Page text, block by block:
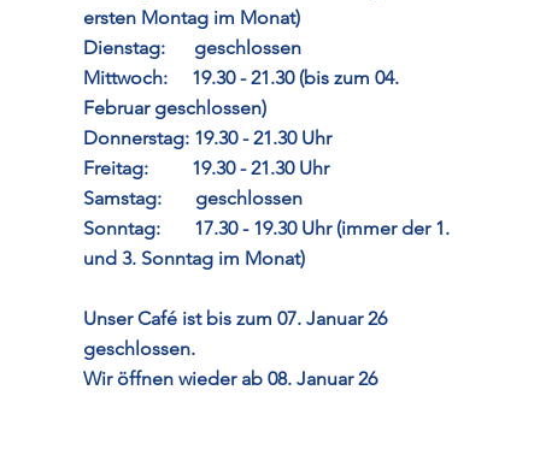
ersten Montag im Monat)
Dienstag: geschlossen
Mittwoch: 19.30 - 21.30 (bis zum 04.
Februar geschlossen)
Donnerstag: 19.30 - 21.30 Uhr
Freitag: 19.30 - 21.30 Uhr
Samstag: geschlossen
Sonntag: 17.30 - 19.30 Uhr (immer der 1.
und 3. Sonntag im Monat)
Unser Café ist bis zum 07. Januar 26
geschlossen.
Wir öffnen wieder ab 08. Januar 26